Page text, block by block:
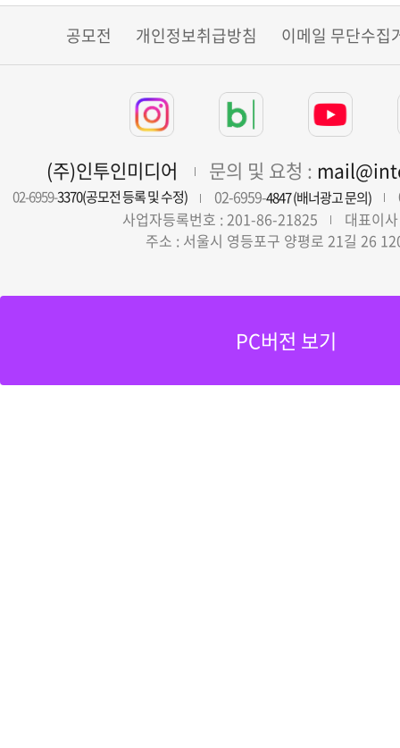
공모전 개인정보취급방침 이메일 무단수집
(주)인투인미디어 문의 및 요청 :
02-6959-3370(공모전 등록 및 수정) 02-6959-4847 (배너광고 문의)
사업자등록번호 : 201-86-21825
대표이
주소 : 서울시 영등포구 양평로 21길 26
PC버전 보기